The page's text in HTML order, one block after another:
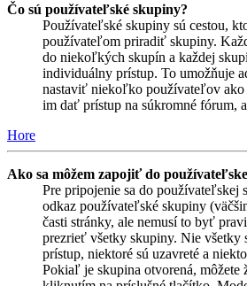
Čo sú používateľské skupiny?
Používateľské skupiny sú cestou,
používateľom priradiť skupiny.
do niekoľkých skupín a každej
individuálny prístup. To umožňuje
nastaviť niekoľko používateľov ako
im dať prístup na súkromné fórum,
Hore
Ako sa môžem zapojiť do
Pre pripojenie sa do používateľskej
odkaz používateľské skupiny
časti stránky, ale nemusí to byť
prezrieť všetky skupiny. Nie všetky
prístup, niektoré sú uzavreté a
Pokiaľ je skupina otvorená, môžete